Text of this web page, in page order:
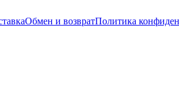
Обмен и возвратПолитика